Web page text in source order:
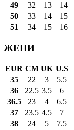
49
32 13
14
50
33 14
15
51
34 15 16
ЖЕНИ
EUR CM UK U.S
35
22 3
5.5
36
22.5 3.5
6
36.5
23 4
6.5
37
23.5 4.5
7
38
24 5
7.5